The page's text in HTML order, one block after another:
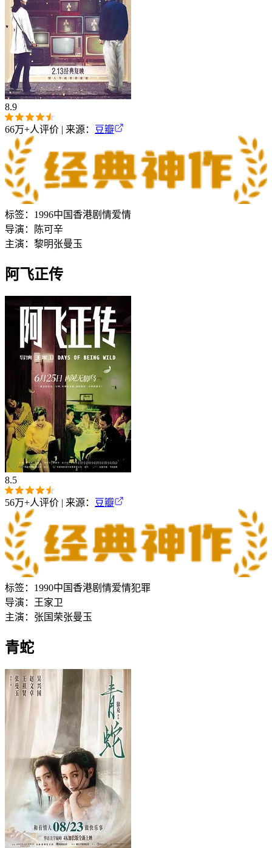
8.9
66万+人评价 | 来源： 豆瓣
标签： 1996中国香港剧情爱情
导演：
陈可辛
主演： 黎明张曼玉
阿飞正传
8.5
56万+人评价 | 来源： 豆瓣
标签： 1990中国香港剧情爱情犯罪
导演：
王家卫
主演： 张国荣张曼玉
青蛇‎